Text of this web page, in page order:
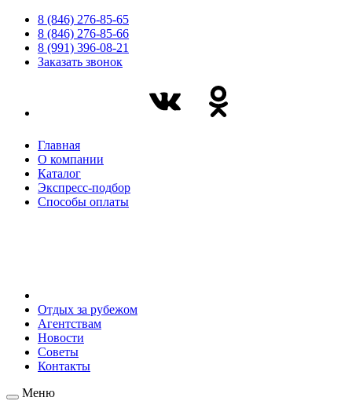
8 (846) 276-85-65
8 (846) 276-85-66
8 (991) 396-08-21
Заказать звонок
Главная
О компании
Каталог
Экспресс-подбор
Способы оплаты
Отдых за рубежом
Агентствам
Новости
Советы
Контакты
Меню